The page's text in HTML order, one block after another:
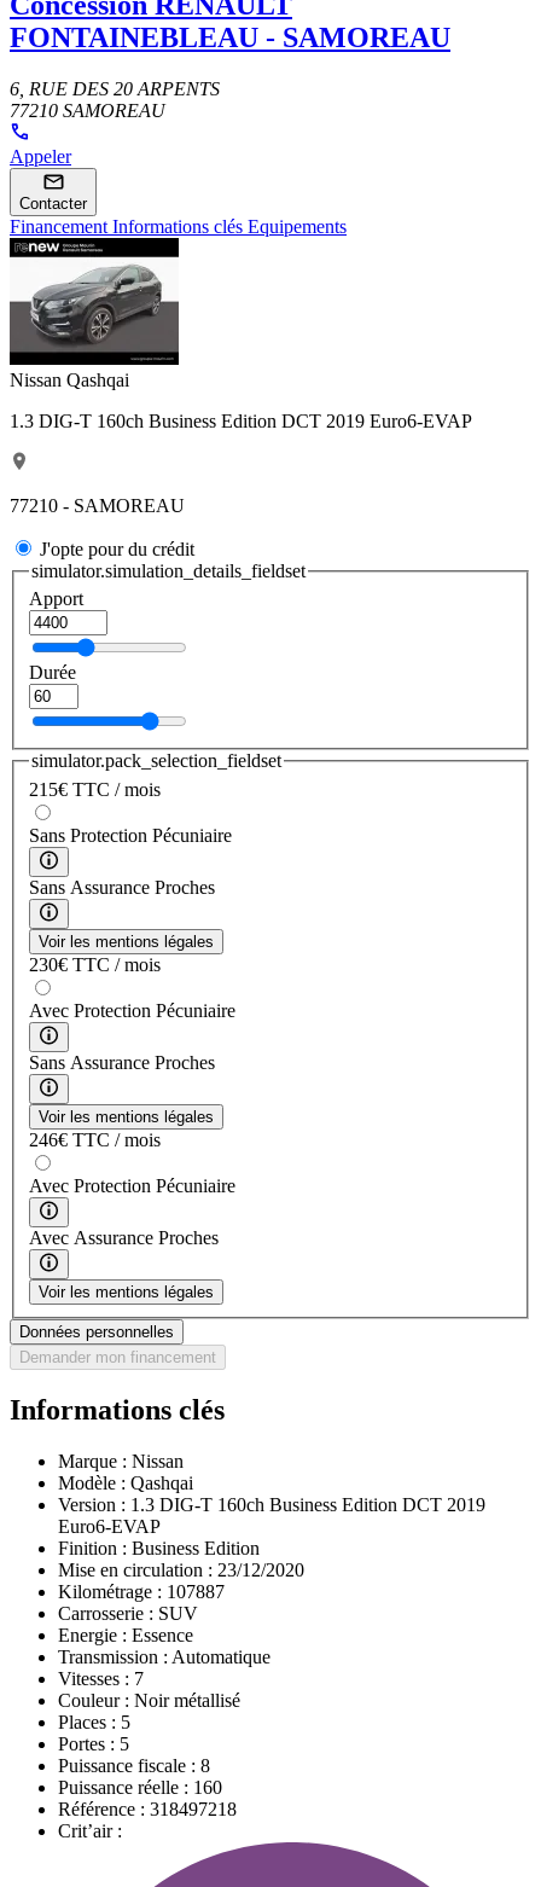
FONTAINEBLEAU - SAMOREAU
6, RUE DES 20 ARPENTS
77210 SAMOREAU
Appeler
Contacter
Financement Informations clés Equipements
Nissan Qashqai
1.3 DIG-T 160ch Business Edition DCT 2019 Euro6-EVAP
77210 - SAMOREAU
J'opte pour du crédit
simulator.simulation_details_fieldset
Apport
Durée
simulator.pack_selection_fieldset
215€ TTC / mois
Sans Protection Pécuniaire
Sans Assurance Proches
Voir les mentions légales
230€ TTC / mois
Avec Protection Pécuniaire
Sans Assurance Proches
Voir les mentions légales
246€ TTC / mois
Avec Protection Pécuniaire
Avec Assurance Proches
Voir les mentions légales
Données personnelles
Demander mon financement
Informations clés
Marque : Nissan
Modèle : Qashqai
Version : 1.3 DIG-T 160ch Business Edition DCT 2019
Euro6-EVAP
Finition : Business Edition
Mise en circulation : 23/12/2020
Kilométrage : 107887
Carrosserie : SUV
Energie : Essence
Transmission : Automatique
Vitesses : 7
Couleur : Noir métallisé
Places : 5
Portes : 5
Puissance fiscale : 8
Puissance réelle : 160
Référence : 318497218
Crit’air :